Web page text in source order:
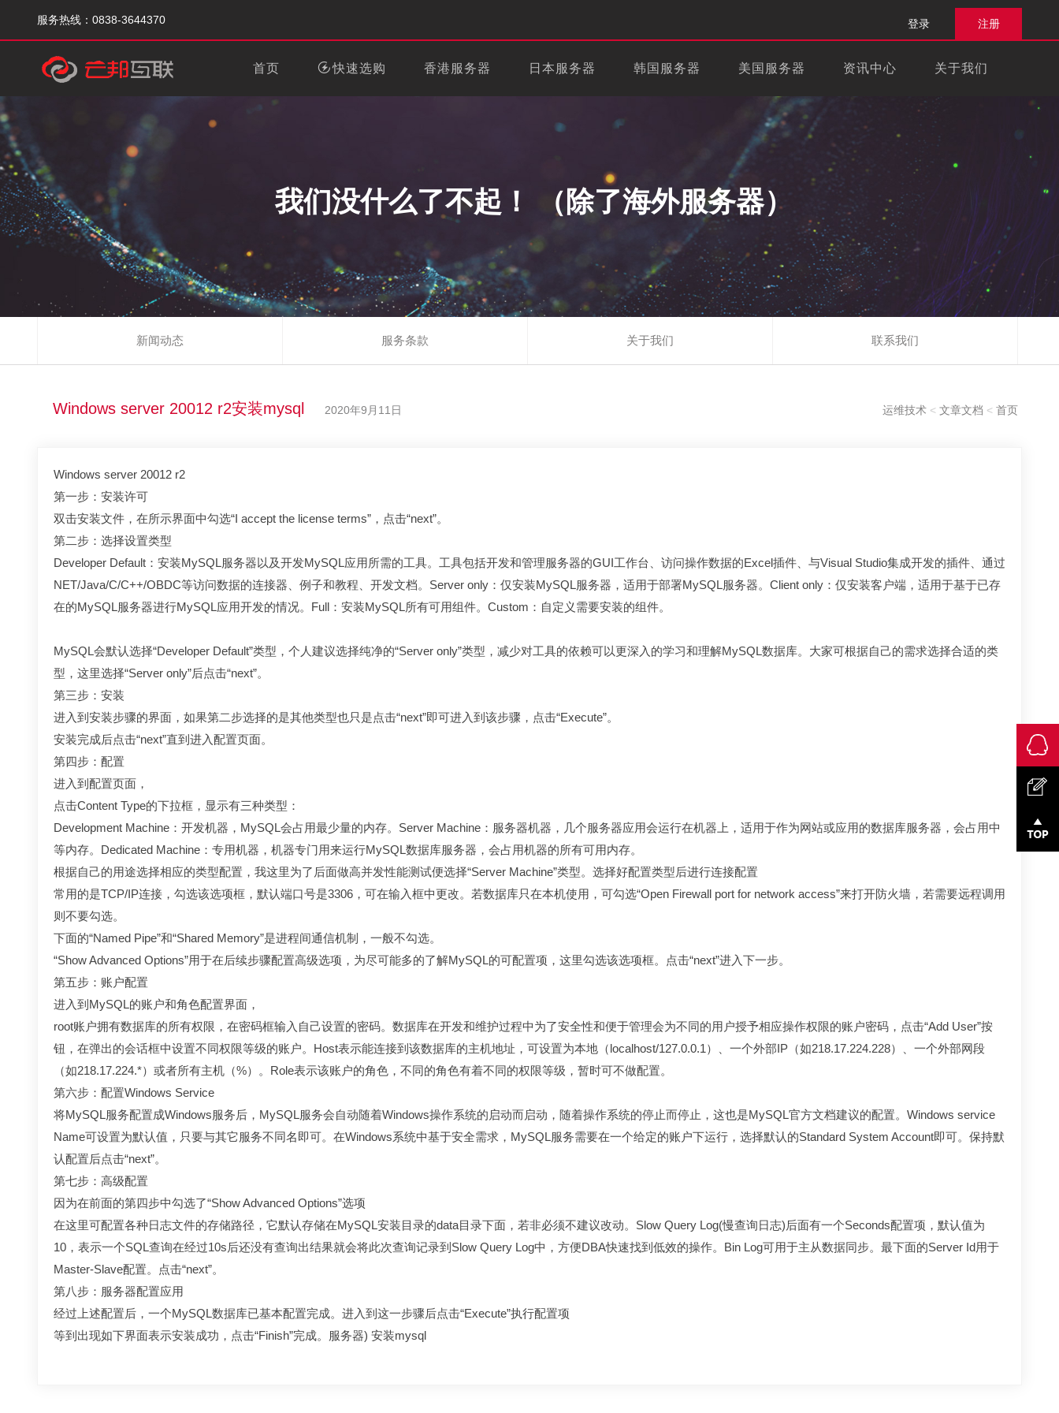
服务热线：0838-3644370 登录 注册
首页 快速选购 香港服务器 日本服务器 韩国服务器 美国服务器 资讯中心 关于我们
我们没什么了不起！ （除了海外服务器）
新闻动态 服务条款 关于我们 联系我们
Windows server 20012 r2安装mysql 2020年9月11日 运维技术 < 文章文档 < 首页
Windows server 20012 r2
第一步：安装许可
双击安装文件，在所示界面中勾选“I accept the license terms”，点击“next”。
第二步：选择设置类型
Developer Default：安装MySQL服务器以及开发MySQL应用所需的工具。工具包括开发和管理服务器的GUI工作台、访问操作数据的Excel插件、与Visual Studio集成开发的插件、通过
NET/Java/C/C++/OBDC等访问数据的连接器、例子和教程、开发文档。Server only：仅安装MySQL服务器，适用于部署MySQL服务器。Client only：仅安装客户端，适用于基于已存
在的MySQL服务器进行MySQL应用开发的情况。Full：安装MySQL所有可用组件。Custom：自定义需要安装的组件。
MySQL会默认选择“Developer Default”类型，个人建议选择纯净的“Server only”类型，减少对工具的依赖可以更深入的学习和理解MySQL数据库。大家可根据自己的需求选择合适的类
型，这里选择“Server only”后点击“next”。
第三步：安装
进入到安装步骤的界面，如果第二步选择的是其他类型也只是点击“next”即可进入到该步骤，点击“Execute”。
安装完成后点击“next”直到进入配置页面。
第四步：配置
进入到配置页面，
点击Content Type的下拉框，显示有三种类型：
Development Machine：开发机器，MySQL会占用最少量的内存。Server Machine：服务器机器，几个服务器应用会运行在机器上，适用于作为网站或应用的数据库服务器，会占用中
等内存。Dedicated Machine：专用机器，机器专门用来运行MySQL数据库服务器，会占用机器的所有可用内存。
根据自己的用途选择相应的类型配置，我这里为了后面做高并发性能测试便选择“Server Machine”类型。选择好配置类型后进行连接配置
常用的是TCP/IP连接，勾选该选项框，默认端口号是3306，可在输入框中更改。若数据库只在本机使用，可勾选“Open Firewall port for network access”来打开防火墙，若需要远程调用
则不要勾选。
下面的“Named Pipe”和“Shared Memory”是进程间通信机制，一般不勾选。
“Show Advanced Options”用于在后续步骤配置高级选项，为尽可能多的了解MySQL的可配置项，这里勾选该选项框。点击“next”进入下一步。
第五步：账户配置
进入到MySQL的账户和角色配置界面，
root账户拥有数据库的所有权限，在密码框输入自己设置的密码。数据库在开发和维护过程中为了安全性和便于管理会为不同的用户授予相应操作权限的账户密码，点击“Add User”按
钮，在弹出的会话框中设置不同权限等级的账户。Host表示能连接到该数据库的主机地址，可设置为本地（localhost/127.0.0.1）、一个外部IP（如218.17.224.228）、一个外部网段
（如218.17.224.*）或者所有主机（%）。Role表示该账户的角色，不同的角色有着不同的权限等级，暂时可不做配置。
第六步：配置Windows Service
将MySQL服务配置成Windows服务后，MySQL服务会自动随着Windows操作系统的启动而启动，随着操作系统的停止而停止，这也是MySQL官方文档建议的配置。Windows service
Name可设置为默认值，只要与其它服务不同名即可。在Windows系统中基于安全需求，MySQL服务需要在一个给定的账户下运行，选择默认的Standard System Account即可。保持默
认配置后点击“next”。
第七步：高级配置
因为在前面的第四步中勾选了“Show Advanced Options”选项
在这里可配置各种日志文件的存储路径，它默认存储在MySQL安装目录的data目录下面，若非必须不建议改动。Slow Query Log(慢查询日志)后面有一个Seconds配置项，默认值为
10，表示一个SQL查询在经过10s后还没有查询出结果就会将此次查询记录到Slow Query Log中，方便DBA快速找到低效的操作。Bin Log可用于主从数据同步。最下面的Server Id用于
Master-Slave配置。点击“next”。
第八步：服务器配置应用
经过上述配置后，一个MySQL数据库已基本配置完成。进入到这一步骤后点击“Execute”执行配置项
等到出现如下界面表示安装成功，点击“Finish”完成。服务器) 安装mysql
ＱＱ咨询
意见反